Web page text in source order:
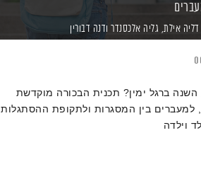
דליה אילת, גליה אלכסנדר ודנה דבורין
ברגל ימין? תכנית הבכורה מוקדשת
בין המסגרות ולתקופת ההסתגלות
וילדה